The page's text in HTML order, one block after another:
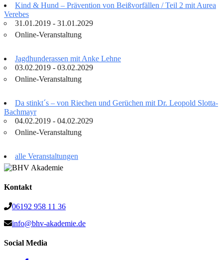
Kind & Hund – Prävention von Beißvorfällen / Teil 2 mit Aurea
Verebes
31.01.2019 - 31.01.2029
Online-Veranstaltung
Jagdhunderassen mit Anke Lehne
03.02.2019 - 03.02.2029
Online-Veranstaltung
Da stinkt´s – von Riechen und Gerüchen mit Dr. Leopold Slotta-
Bachmayr
04.02.2019 - 04.02.2029
Online-Veranstaltung
alle Veranstaltungen
Kontakt
06192 958 11 36
info@bhv-akademie.de
Social Media